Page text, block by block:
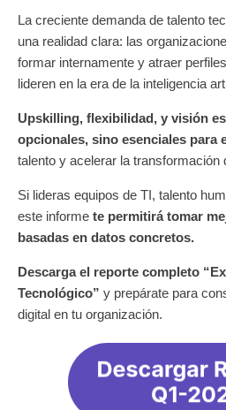
La creciente demanda de talento
una realidad clara: las
formar internamente y atraer
lideren en la era de la inteligencia
Upskilling, flexibilidad, y visión
opcionales, sino esenciales para
talento y acelerar la transformación
Si lideras equipos de TI, talento
este informe te permitirá tomar
basadas en datos concretos.
Descarga el reporte completo
Tecnológico” y prepárate para
digital en tu organización.